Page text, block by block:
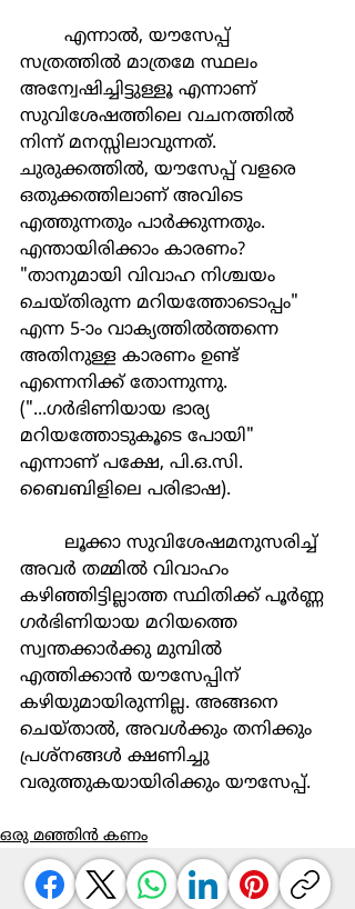
സത്രത്തിൽ മാത്രമേ സ്ഥലം
അന്വേഷിച്ചിട്ടുള്ളൂ എന്നാണ്
സുവിശേഷത്തിലെ വചനത്തിൽ
നിന്ന് മനസ്സിലാവുന്നത്.
ചുരുക്കത്തിൽ, യൗസേപ്പ് വളരെ
ഒതുക്കത്തിലാണ് അവിടെ
എത്തുന്നതും പാർക്കുന്നതും.
എന്തായിരിക്കാം കാരണം?
"താനുമായി വിവാഹ നിശ്ചയം
ചെയ്തിരുന്ന മറിയത്തോടൊപ്പം"
എന്ന 5-ാം വാക്യത്തിൽത്തന്നെ
അതിനുള്ള കാരണം ഉണ്ട്
എന്നെനിക്ക് തോന്നുന്നു.
("...ഗർഭിണിയായ ഭാര്യ
മറിയത്തോടുകൂടെ പോയി"
എന്നാണ് പക്ഷേ, പി.ഒ.സി.
ബൈബിളിലെ പരിഭാഷ).
അവർ തമ്മിൽ വിവാഹം
കഴിഞ്ഞിട്ടില്ലാത്ത സ്ഥിതിക്ക് പൂർണ്ണ
ഗർഭിണിയായ മറിയത്തെ
സ്വന്തക്കാർക്കു മുമ്പിൽ
എത്തിക്കാൻ യൗസേപ്പിന്
കഴിയുമായിരുന്നില്ല. അങ്ങനെ
ചെയ്താൽ, അവൾക്കും തനിക്കും
പ്രശ്നങ്ങൾ ക്ഷണിച്ചു
വരുത്തുകയായിരിക്കും യൗസേപ്പ്.
ഒരു മഞ്ഞിൻ കണം